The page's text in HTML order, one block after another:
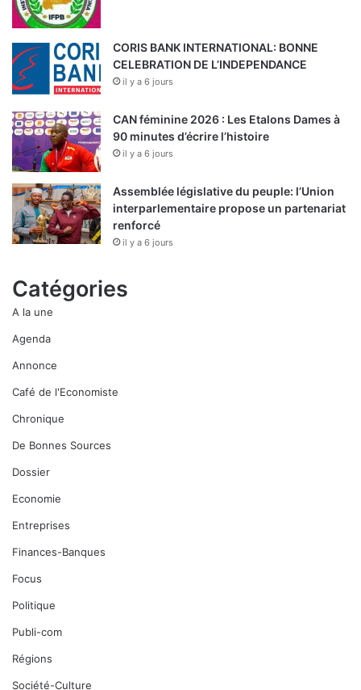
CORIS BANK INTERNATIONAL: BONNE
CELEBRATION DE L’INDEPENDANCE
il y a 6 jours
CAN féminine 2026 : Les Etalons Dames à
90 minutes d’écrire l’histoire
il y a 6 jours
Assemblée législative du peuple: l’Union
interparlementaire propose un partenariat
renforcé
il y a 6 jours
Catégories
A la une
Agenda
Annonce
Café de l'Economiste
Chronique
De Bonnes Sources
Dossier
Economie
Entreprises
Finances-Banques
Focus
Politique
Publi-com
Régions
Société-Culture